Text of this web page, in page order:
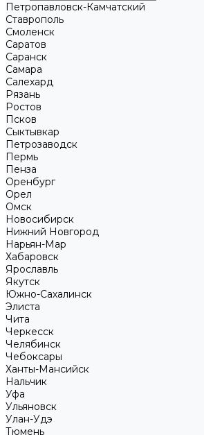
Петропавловск-Камчатский
Ставрополь
Смоленск
Саратов
Саранск
Самара
Салехард
Рязань
Ростов
Псков
Сыктывкар
Петрозаводск
Пермь
Пенза
Оренбург
Орел
Омск
Новосибирск
Нижний Новгород
Нарьян-Мар
Хабаровск
Ярославль
Якутск
Южно-Сахалинск
Элиста
Чита
Черкесск
Челябинск
Чебоксары
Ханты-Мансийск
Нальчик
Уфа
Ульяновск
Улан-Удэ
Тюмень